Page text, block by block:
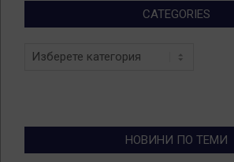
CATEGORIES
Categories
НОВИНИ ПО ТЕМИ